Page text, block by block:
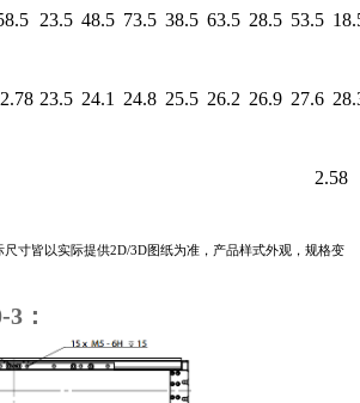
23.5 48.5 73.5 38.5 63.5 28.5 53.5
23.5 24.1 24.8 25.5 26.2 26.9 27.6
2.58
寸皆以实际提供2D/3D图纸为准，产品样式外观，规格变
：